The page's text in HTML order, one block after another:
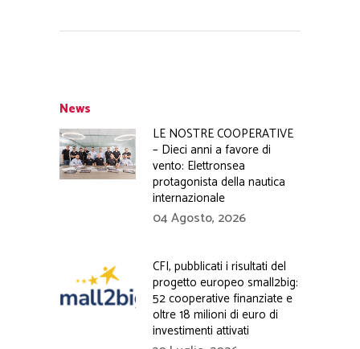
News
LE NOSTRE COOPERATIVE
– Dieci anni a favore di
vento: Elettronsea
protagonista della nautica
internazionale
04 Agosto, 2026
CFI, pubblicati i risultati del
progetto europeo small2big:
52 cooperative finanziate e
oltre 18 milioni di euro di
investimenti attivati